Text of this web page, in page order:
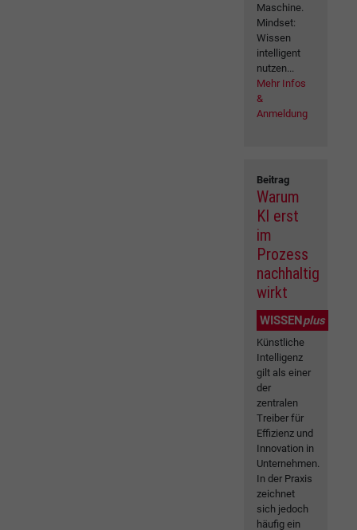
Maschine.
Mindset:
Wissen
intelligent
nutzen...
Mehr Infos
&
Anmeldung
Beitrag
Warum
KI erst
im
Prozess
nachhaltig
wirkt
WISSENplus
Künstliche
Intelligenz
gilt als einer
der
zentralen
Treiber für
Effizienz und
Innovation in
Unternehmen.
In der Praxis
zeichnet
sich jedoch
häufig ein